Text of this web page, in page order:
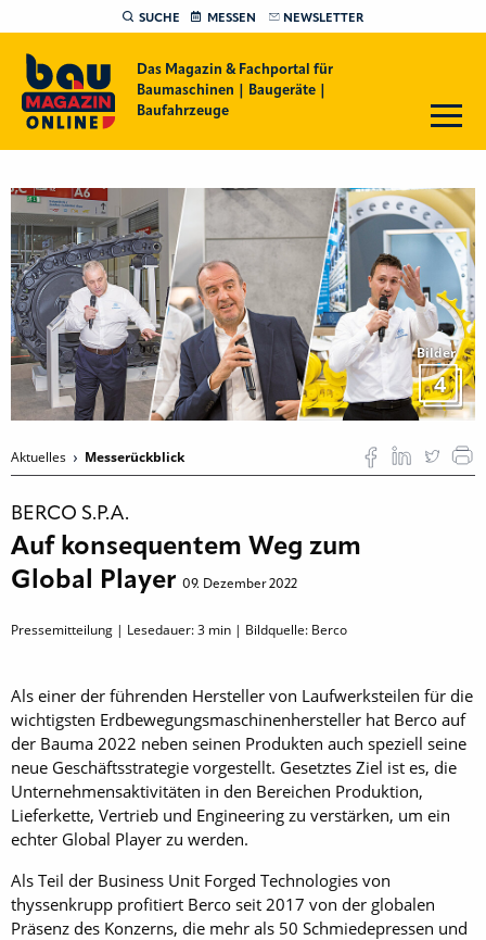
SUCHE MESSEN NEWSLETTER
Das Magazin & Fachportal für
Baumaschinen | Baugeräte |
Baufahrzeuge
Bilder
4
Aktuelles Messerückblick
BERCO S.P.A.
Auf konsequentem Weg zum
Global Player 09. Dezember 2022
Pressemitteilung | Lesedauer:3 min | Bildquelle: Berco
Als einer der führenden Hersteller von Laufwerksteilen für die
wichtigsten Erdbewegungsmaschinenhersteller hat Berco auf
der Bauma 2022 neben seinen Produkten auch speziell seine
neue Geschäftsstrategie vorgestellt. Gesetztes Ziel ist es, die
Unternehmensaktivitäten in den Bereichen Produktion,
Lieferkette, Vertrieb und Engineering zu verstärken, um ein
echter Global Player zu werden.
Als Teil der Business Unit Forged Technologies von
thyssenkrupp profitiert Berco seit 2017 von der globalen
Präsenz des Konzerns, die mehr als 50 Schmiedepressen und